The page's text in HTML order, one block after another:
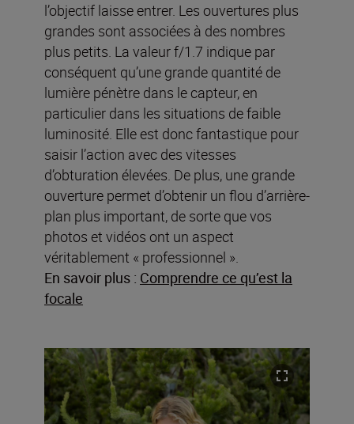
l’objectif laisse entrer. Les ouvertures plus
grandes sont associées à des nombres
plus petits. La valeur f/1.7 indique par
conséquent qu’une grande quantité de
lumière pénètre dans le capteur, en
particulier dans les situations de faible
luminosité. Elle est donc fantastique pour
saisir l’action avec des vitesses
d’obturation élevées. De plus, une grande
ouverture permet d’obtenir un flou d’arrière-
plan plus important, de sorte que vos
photos et vidéos ont un aspect
véritablement « professionnel ».
En savoir plus : Comprendre ce qu’est la
focale